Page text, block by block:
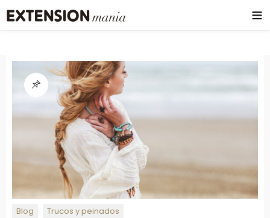
Blog Trucos y peinados